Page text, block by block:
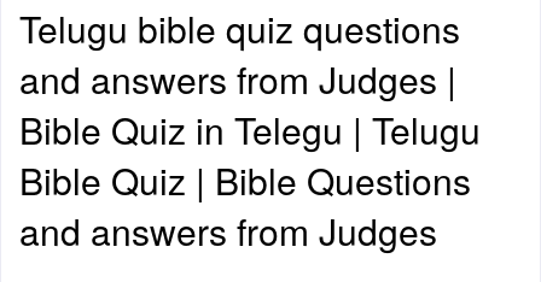
Telugu bible quiz questions
and answers from Judges |
Bible Quiz in Telegu | Telugu
Bible Quiz | Bible Questions
and answers from Judges